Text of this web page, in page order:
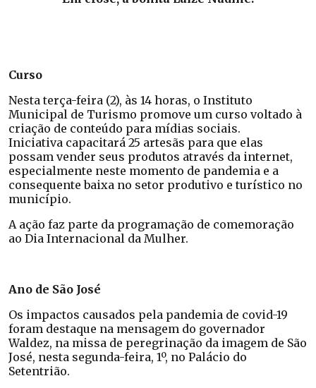
Curso
Nesta terça-feira (2), às 14 horas, o Instituto
Municipal de Turismo promove um curso voltado à
criação de conteúdo para mídias sociais.
Iniciativa capacitará 25 artesãs para que elas
possam vender seus produtos através da internet,
especialmente neste momento de pandemia e a
consequente baixa no setor produtivo e turístico no
município.
A ação faz parte da programação de comemoração
ao Dia Internacional da Mulher.
Ano de São José
Os impactos causados pela pandemia de covid-19
foram destaque na mensagem do governador
Waldez, na missa de peregrinação da imagem de São
José, nesta segunda-feira, 1º, no Palácio do
Setentrião.